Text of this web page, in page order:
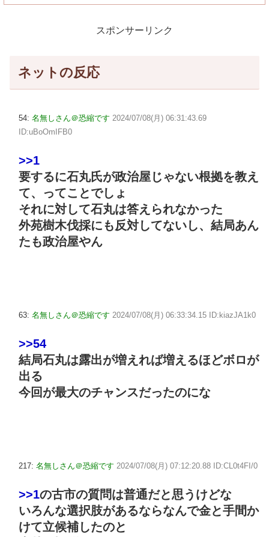
スポンサーリンク
ネットの反応
54: 名無しさん＠恐縮です 2024/07/08(月) 06:31:43.69
ID:uBoOmIFB0
>>1
要するに石丸氏が政治屋じゃない根拠を教え
て、ってことでしょ
それに対して石丸は答えられなかった
外苑樹木伐採にも反対してないし、結局あん
たも政治屋やん
63: 名無しさん＠恐縮です 2024/07/08(月) 06:33:34.15 ID:kiazJA1k0
>>54
結局石丸は露出が増えれば増えるほどボロが
出る
今回が最大のチャンスだったのにな
217: 名無しさん＠恐縮です 2024/07/08(月) 07:12:20.88 ID:CL0t4FI/0
>>1の古市の質問は普通だと思うけどな
いろんな選択肢があるならなんで金と手間か
けて立候補したのと